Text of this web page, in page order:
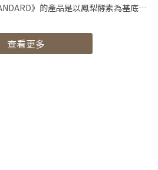
》的產品是以鳳梨酵素為基底的
》鳳梨酵素洗衣精(檸檬草、尤加
氣也完全不刺鼻，泡泡少好沖洗，洗淨
查看更多